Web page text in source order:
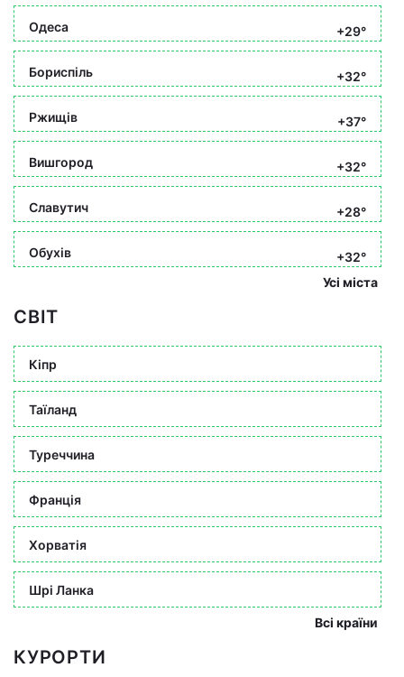
Одеса +29°
Бориспіль +32°
Ржищів +37°
Вишгород +32°
Славутич +28°
Обухів
+32°
Усі міста
СВІТ
Кіпр
Таїланд
Туреччина
Франція
Хорватія
Шрі Ланка
Всі країни
КУРОРТИ